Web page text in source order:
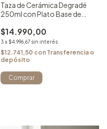
Taza de Cerámica Degradé
250ml con Plato Base de
$14.990,00
3 x $4.996,67 sin interés
$12.741,50 con Transferencia o
depósito